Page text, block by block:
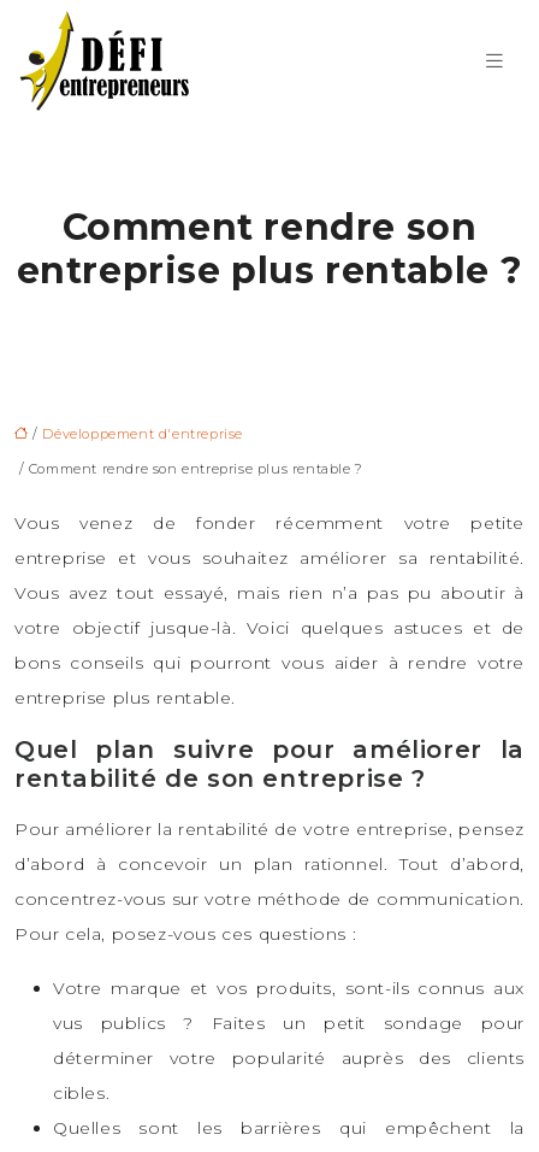
Comment rendre son
entreprise plus rentable ?
/ Développement d'entreprise
/ Comment rendre son entreprise plus rentable ?
Vous venez de fonder récemment votre petite
entreprise et vous souhaitez améliorer sa rentabilité.
Vous avez tout essayé, mais rien n’a pas pu aboutir à
votre objectif jusque-là. Voici quelques astuces et de
bons conseils qui pourront vous aider à rendre votre
entreprise plus rentable.
Quel plan suivre pour améliorer la
rentabilité de son entreprise ?
Pour améliorer la rentabilité de votre entreprise, pensez
d’abord à concevoir un plan rationnel. Tout d’abord,
concentrez-vous sur votre méthode de communication.
Pour cela, posez-vous ces questions :
Votre marque et vos produits, sont-ils connus aux
vus publics ? Faites un petit sondage pour
déterminer votre popularité auprès des clients
cibles.
Quelles sont les barrières qui empêchent la